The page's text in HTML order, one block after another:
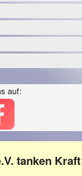
auf:
tanken Kraft